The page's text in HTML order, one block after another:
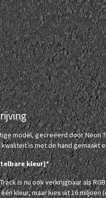
model, gecreëerd door Neon
is met de hand gemaakt
kleur)*
is nu ook verkrijgbaar als
één kleur, maar kies uit 16